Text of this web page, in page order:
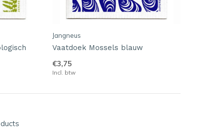
Jangneus
Vaatdoek Mossels blauw
€3,75
Incl. btw